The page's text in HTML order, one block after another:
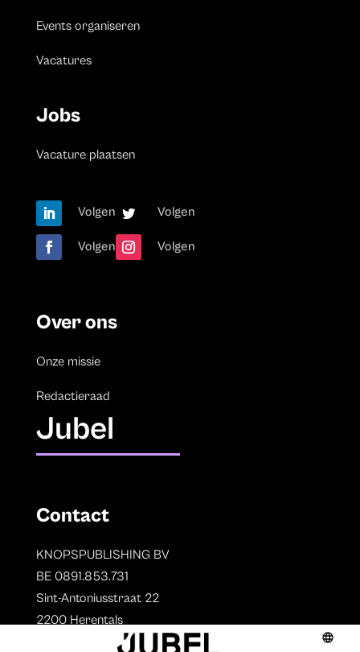
Events organiseren
Vacatures
Jobs
Vacature plaatsen
Volgen Volgen
Volgen Volgen
Over ons
Onze missie
Redactieraad
Jubel
Contact
KNOPSPUBLISHING BV
BE 0891.853.731
Sint-Antoniusstraat 22
2200 Herentals